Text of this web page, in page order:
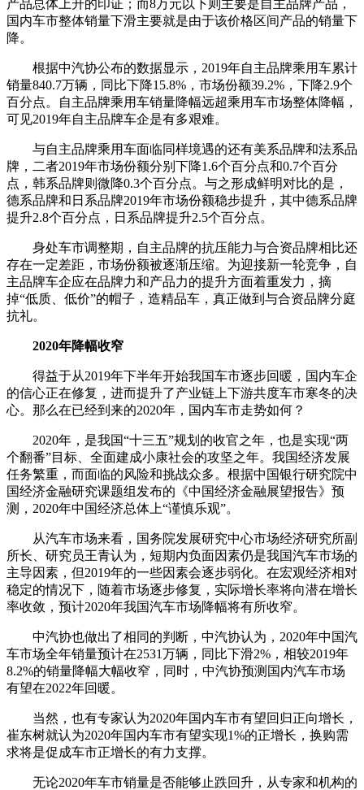
产品总体上升的印证；而8万元以下则主要是自主品牌产品，
国内车市整体销量下滑主要就是由于该价格区间产品的销量下
降。
根据中汽协公布的数据显示，2019年自主品牌乘用车累计
销量840.7万辆，同比下降15.8%，市场份额39.2%，下降2.9个
百分点。自主品牌乘用车销量降幅远超乘用车市场整体降幅，
可见2019年自主品牌车企是有多艰难。
与自主品牌乘用车面临同样境遇的还有美系品牌和法系品
牌，二者2019年市场份额分别下降1.6个百分点和0.7个百分
点，韩系品牌则微降0.3个百分点。与之形成鲜明对比的是，
德系品牌和日系品牌2019年市场份额稳步提升，其中德系品牌
提升2.8个百分点，日系品牌提升2.5个百分点。
身处车市调整期，自主品牌的抗压能力与合资品牌相比还
存在一定差距，市场份额被逐渐压缩。为迎接新一轮竞争，自
主品牌车企应在品牌力和产品力的提升方面着重发力，摘
掉“低质、低价”的帽子，造精品车，真正做到与合资品牌分庭
抗礼。
2020年降幅收窄
得益于从2019年下半年开始我国车市逐步回暖，国内车企
的信心正在修复，进而提升了产业链上下游共度车市寒冬的决
心。那么在已经到来的2020年，国内车市走势如何？
2020年，是我国“十三五”规划的收官之年，也是实现“两
个翻番”目标、全面建成小康社会的攻坚之年。我国经济发展
任务繁重，而面临的风险和挑战众多。根据中国银行研究院中
国经济金融研究课题组发布的《中国经济金融展望报告》预
测，2020年中国经济总体上“谨慎乐观”。
从汽车市场来看，国务院发展研究中心市场经济研究所副
所长、研究员王青认为，短期内负面因素仍是我国汽车市场的
主导因素，但2019年的一些因素会逐步弱化。在宏观经济相对
稳定的情况下，随着市场逐步修复，实际增长率将向潜在增长
率收敛，预计2020年我国汽车市场降幅将有所收窄。
中汽协也做出了相同的判断，中汽协认为，2020年中国汽
车市场全年销量预计在2531万辆，同比下滑2%，相较2019年
8.2%的销量降幅大幅收窄，同时，中汽协预测国内汽车市场
有望在2022年回暖。
当然，也有专家认为2020年国内车市有望回归正向增长，
崔东树就认为2020年国内车市有望实现1%的正增长，换购需
求将是促成车市正增长的有力支撑。
无论2020年车市销量是否能够止跌回升，从专家和机构的